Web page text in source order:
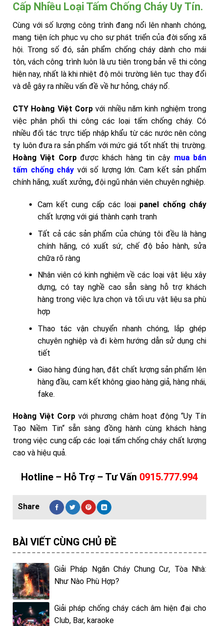
Cấp Nhiều Loại Tấm Chống Cháy Uy Tín.
Cùng với số lượng công trình đang nổi lên nhanh chóng,
mang tiện ích phục vụ cho sự phát triển của đời sống xã
hội. Trong số đó, sản phẩm chống cháy dành cho mái
tôn, vách công trình luôn là ưu tiên trong bản vẽ thi công
hiện nay, nhất là khi nhiệt độ môi trường liên tục thay đổi
và dễ gây ra nhiều vấn đề về hư hỏng, cháy nổ.
CTY Hoàng Việt Corp với nhiều năm kinh nghiệm trong
việc phân phối thi công các loại tấm chống cháy. Có
nhiều đối tác trực tiếp nhập khẩu từ các nước nên công
ty luôn đưa ra sản phẩm với mức giá tốt nhất thị trường.
Hoàng Việt Corpđược khách hàng tin cậy mua bán
tấm chống cháy với số lượng lớn. Cam kết sản phẩm
chính hãng, xuất xưởng, đội ngũ nhân viên chuyên nghiệp.
Cam kết cung cấp các loại panel chống cháy
chất lượng với giá thành cạnh tranh
Tất cả các sản phẩm của chúng tôi đều là hàng
chính hãng, có xuất sứ, chế độ bảo hành, sửa
chữa rõ ràng
Nhân viên có kinh nghiệm về các loại vật liệu xây
dựng, có tay nghề cao sẵn sàng hỗ trợ khách
hàng trong việc lựa chọn và tối ưu vật liệu sa phù
hợp
Thao tác vận chuyển nhanh chóng, lắp ghép
chuyên nghiệp và đi kèm hướng dẫn sử dụng chi
tiết
Giao hàng đúng hạn, đặt chất lượng sản phẩm lên
hàng đầu, cam kết không giao hàng giả, hàng nhái,
fake.
Hoàng Việt Corp với phương châm hoạt động “Uy Tín
Tạo Niềm Tin“ sẵn sàng đồng hành cùng khách hàng
trong việc cung cấp các loại tấm chống cháy chất lượng
cao và hiệu quả.
Hotline – Hỗ Trợ – Tư Vấn 0915.777.994
BÀI VIẾT CÙNG CHỦ ĐỀ
Giải Pháp Ngăn Cháy Chung Cư, Tòa Nhà:
Như Nào Phù Hợp?
Giải pháp chống cháy cách âm hiện đại cho
Club, Bar, karaoke